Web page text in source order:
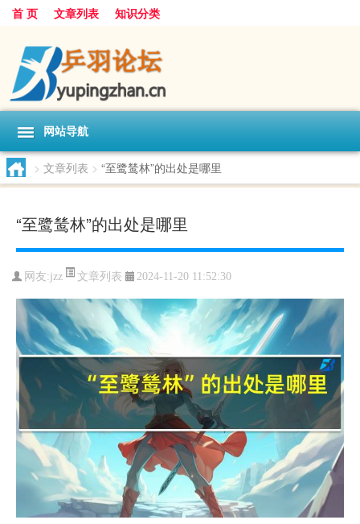
首 页 文章列表 知识分类
网站导航
> 文章列表 > “至鹭鸶林”的出处是哪里
“至鹭鸶林”的出处是哪里
网友:jzz 文章列表 2024-11-20 11:52:30